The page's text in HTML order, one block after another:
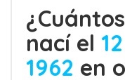
nací el
1962 en